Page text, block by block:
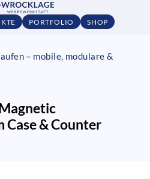
PORTFOLIO SHOP
– mobile, modulare &
Case & Counter